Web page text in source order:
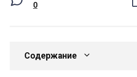
0
Содержание